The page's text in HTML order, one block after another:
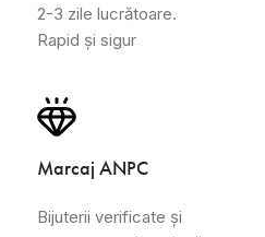
2-3 zile lucrătoare.
Rapid și sigur
Marcaj ANPC
Bijuterii verificate și